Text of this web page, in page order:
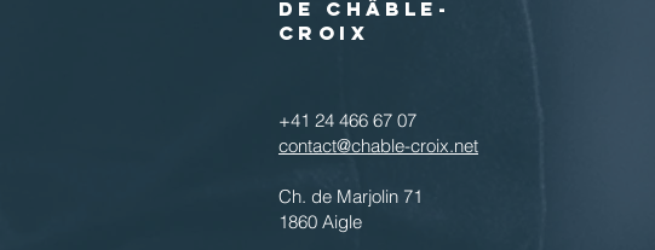
DE CHÂBLE-
CROIX
+41 24 466 67 07
contact@chable-croix.net
Ch. de Marjolin 71
1860 Aigle